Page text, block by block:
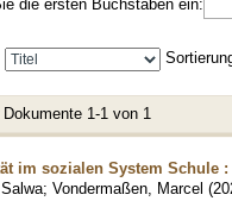
die ersten Buchstaben ein:
1-1 von 1
im sozialen System Schule
; Vondermaßen, Marcel (